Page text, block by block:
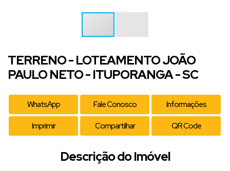
TERRENO - LOTEAMENTO JOÃO
PAULO NETO - ITUPORANGA - SC
WhatsApp Fale Conosco Informações
Imprimir Compartilhar QR Code
Descrição do Imóvel